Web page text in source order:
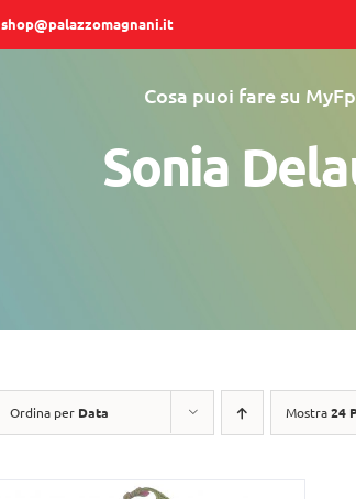
shop@palazzomagnani.it
Cosa puoi fare su
Sonia
Ordina per Data Mostra24